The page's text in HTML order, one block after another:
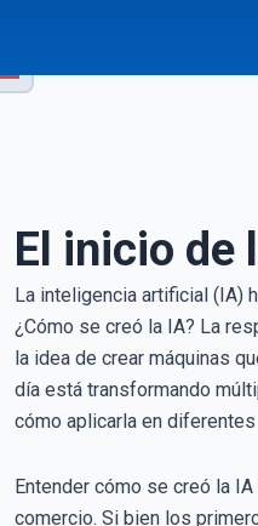
El inicio de
La inteligencia artificial (IA)
¿Cómo se creó la IA? La
la idea de crear máquinas
día está transformando
cómo aplicarla en
Entender cómo se creó la
comercio. Si bien los